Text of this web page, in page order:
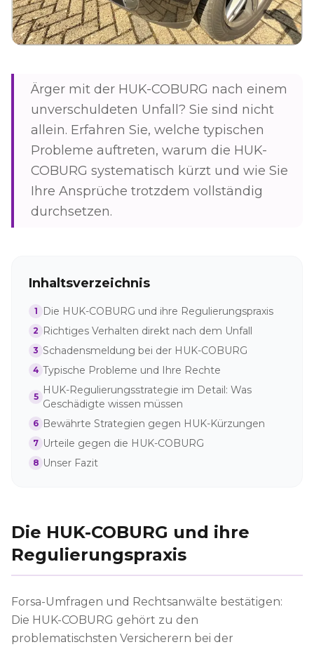
Ärger mit der HUK-COBURG nach einem
unverschuldeten Unfall? Sie sind nicht
allein. Erfahren Sie, welche typischen
Probleme auftreten, warum die HUK-
COBURG systematisch kürzt und wie Sie
Ihre Ansprüche trotzdem vollständig
durchsetzen.
Inhaltsverzeichnis
1 Die HUK-COBURG und ihre Regulierungspraxis
2 Richtiges Verhalten direkt nach dem Unfall
3 Schadensmeldung bei der HUK-COBURG
4 Typische Probleme und Ihre Rechte
5
HUK-Regulierungsstrategie im Detail: Was
Geschädigte wissen müssen
6 Bewährte Strategien gegen HUK-Kürzungen
7 Urteile gegen die HUK-COBURG
8 Unser Fazit
Die HUK-COBURG und ihre
Regulierungspraxis
Forsa-Umfragen und Rechtsanwälte bestätigen:
Die HUK-COBURG gehört zu den
problematischsten Versicherern bei der